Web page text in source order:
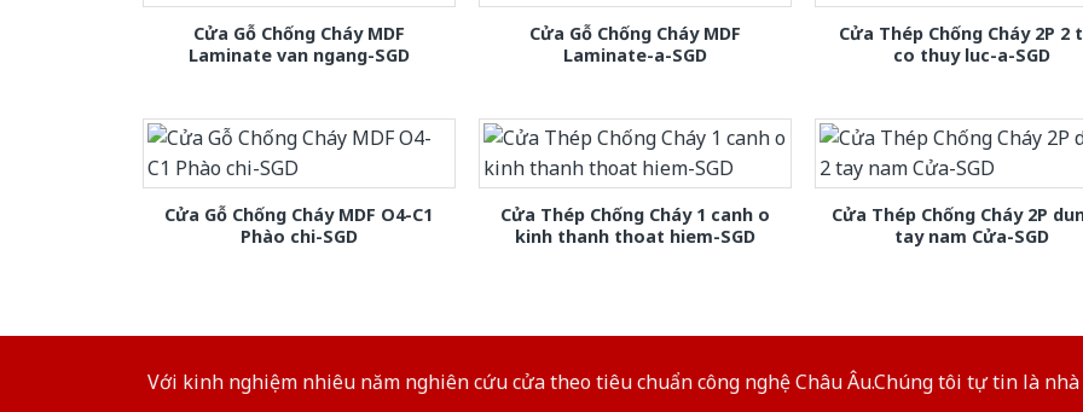
Cửa Gỗ Chống Cháy MDF
Laminate van ngang-SGD
Cửa Gỗ Chống Cháy MDF
Laminate-a-SGD
Cửa Thép Chống Cháy 2P 2
co thuy luc-a-SGD
Cửa Gỗ Chống Cháy MDF O4-C1
Phào chi-SGD
Cửa Thép Chống Cháy 1 canh o
kinh thanh thoat hiem-SGD
Cửa Thép Chống Cháy 2P
tay nam Cửa-SGD
Với kinh nghiệm nhiêu năm nghiên cứu cửa theo tiêu chuẩn công nghệ Châu Âu.Chúng tôi tự tin là